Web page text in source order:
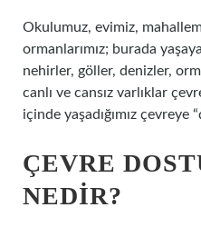
Okulumuz, evimiz,
ormanlarımız; burada
nehirler, göller, denizler,
canlı ve cansız varlıklar
içinde yaşadığımız çevreye
ÇEVRE
NEDIR?